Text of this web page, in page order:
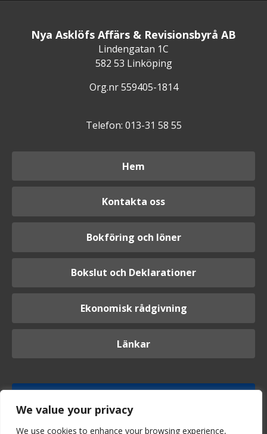
We value your privacy
We use cookies to enhance your browsing experience,
Nya Asklöfs Affärs & Revisionsbyrå AB
Lindengatan 1C
582 53 Linköping
Org.nr 559405-1814
Telefon: 013-31 58 55
Hem
Kontakta oss
Bokföring och löner
Bokslut och Deklarationer
Ekonomisk rådgivning
Länkar